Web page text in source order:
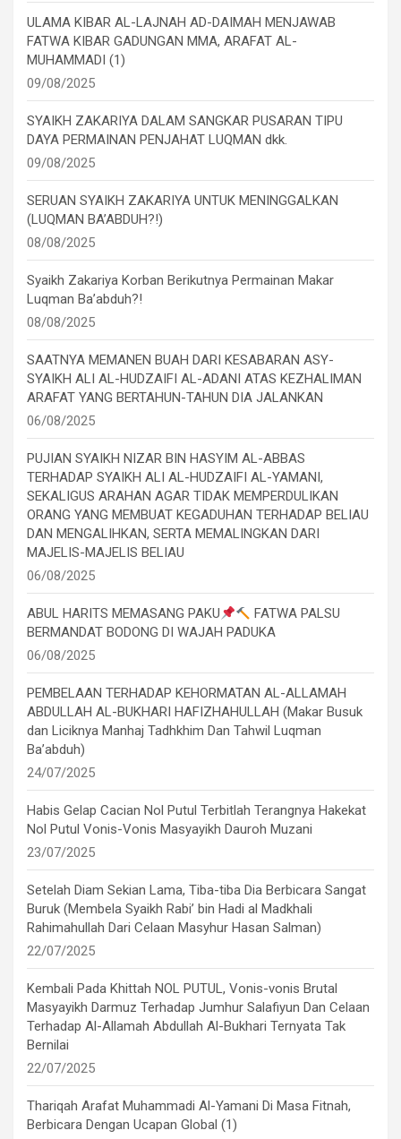
ULAMA KIBAR AL-LAJNAH AD-DAIMAH MENJAWAB
FATWA KIBAR GADUNGAN MMA, ARAFAT AL-
MUHAMMADI (1)
09/08/2025
SYAIKH ZAKARIYA DALAM SANGKAR PUSARAN TIPU
DAYA PERMAINAN PENJAHAT LUQMAN dkk.
09/08/2025
SERUAN SYAIKH ZAKARIYA UNTUK MENINGGALKAN
(LUQMAN BA’ABDUH?!)
08/08/2025
Syaikh Zakariya Korban Berikutnya Permainan Makar
Luqman Ba’abduh?!
08/08/2025
SAATNYA MEMANEN BUAH DARI KESABARAN ASY-
SYAIKH ALI AL-HUDZAIFI AL-ADANI ATAS KEZHALIMAN
ARAFAT YANG BERTAHUN-TAHUN DIA JALANKAN
06/08/2025
PUJIAN SYAIKH NIZAR BIN HASYIM AL-ABBAS
TERHADAP SYAIKH ALI AL-HUDZAIFI AL-YAMANI,
SEKALIGUS ARAHAN AGAR TIDAK MEMPERDULIKAN
ORANG YANG MEMBUAT KEGADUHAN TERHADAP BELIAU
DAN MENGALIHKAN, SERTA MEMALINGKAN DARI
MAJELIS-MAJELIS BELIAU
06/08/2025
ABUL HARITS MEMASANG PAKU
FATWA PALSU
BERMANDAT BODONG DI WAJAH PADUKA
06/08/2025
PEMBELAAN TERHADAP KEHORMATAN AL-ALLAMAH
ABDULLAH AL-BUKHARI HAFIZHAHULLAH (Makar Busuk
dan Liciknya Manhaj Tadhkhim Dan Tahwil Luqman
Ba’abduh)
24/07/2025
Habis Gelap Cacian Nol Putul Terbitlah Terangnya Hakekat
Nol Putul Vonis-Vonis Masyayikh Dauroh Muzani
23/07/2025
Setelah Diam Sekian Lama, Tiba-tiba Dia Berbicara Sangat
Buruk (Membela Syaikh Rabi’ bin Hadi al Madkhali
Rahimahullah Dari Celaan Masyhur Hasan Salman)
22/07/2025
Kembali Pada Khittah NOL PUTUL, Vonis-vonis Brutal
Masyayikh Darmuz Terhadap Jumhur Salafiyun Dan Celaan
Terhadap Al-Allamah Abdullah Al-Bukhari Ternyata Tak
Bernilai
22/07/2025
Thariqah Arafat Muhammadi Al-Yamani Di Masa Fitnah,
Berbicara Dengan Ucapan Global (1)